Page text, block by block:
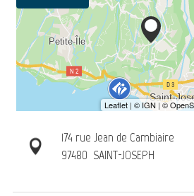
174 rue Jean de Cambiaire
97480 SAINT-JOSEPH